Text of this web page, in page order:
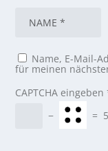
Name, E-Mail-
für meinen
CAPTCHA eingeben
−
= 5